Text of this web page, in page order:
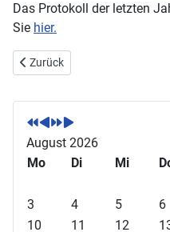
Das Protokoll der letzten
Sie hier.
Vorheriger Beitrag: WIR
Zurück
V
o
r
h
r
i
V
o
r
h
i
N
ä
c
N
ä
c
August 2026
Mo
Di Mi
3
4 5 6
10
11 12